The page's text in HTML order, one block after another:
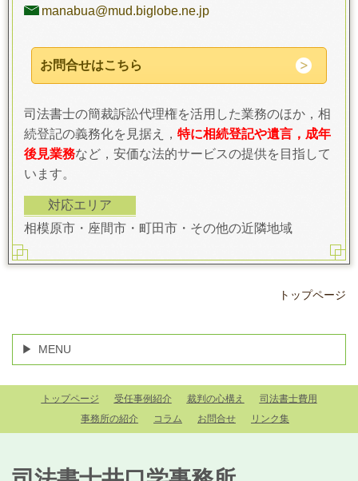
manabua@mud.biglobe.ne.jp
お問合せはこちら
司法書士の簡裁訴訟代理権を活用した業務のほか，相
続登記の義務化を見据え， 特に相続登記や遺言，成年
後見業務など，安価な法的サービスの提供を目指して
います。
対応エリア
相模原市・座間市・町田市・その他の近隣地域
トップページ
MENU
トップページ 受任事例紹介 裁判の心構え
司法書士費用
事務所の紹介
コラム お問合せ リンク集